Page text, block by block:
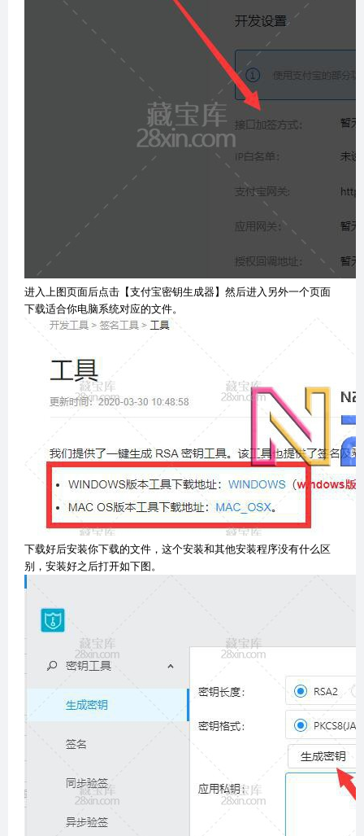
进入上图页面后点击【支付宝密钥生成器】然后进入另外一个页面
下载适合你电脑系统对应的文件。
下载好后安装你下载的文件，这个安装和其他安装程序没有什么区
别，安装好之后打开如下图。